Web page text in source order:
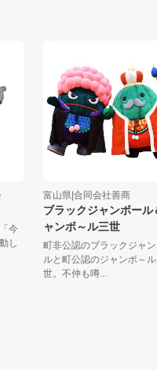
富山県|合同会社善商
ブラックジャンボール＆ジ
ャンボ～ル三世
町非公認のブラックジャンボー
ルと町公認のジャンボ～ル三
世。不仲も噂...